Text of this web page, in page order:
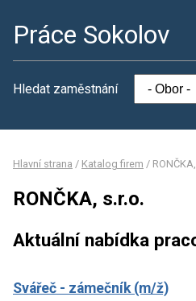
Práce Sokolov
Hledat zaměstnání
Hlavní strana / Katalog firem /
RONČKA, s.r.o.
Aktuální nabídka
Svářeč - zámečník (m/ž)